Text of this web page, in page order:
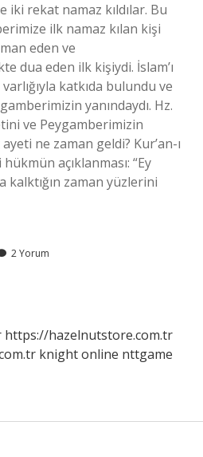
iki rekat namaz kıldılar. Bu
ilk namaz kılan kişi
eden ve
dua eden ilk kişiydi. İslam’ı
katkıda bulundu ve
yanındaydı. Hz.
ve Peygamberimizin
ne zaman geldi? Kur’an-ı
açıklanması: “Ey
kalktığın zaman yüzlerini
2 Yorum
https://hazelnutstore.com.tr
knight online nttgame